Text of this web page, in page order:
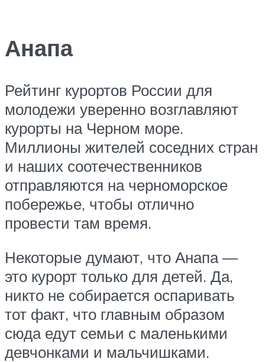
Анапа
Рейтинг курортов России для
молодежи уверенно возглавляют
курорты на Черном море.
Миллионы жителей соседних стран
и наших соотечественников
отправляются на черноморское
побережье, чтобы отлично
провести там время.
Некоторые думают, что Анапа —
это курорт только для детей. Да,
никто не собирается оспаривать
тот факт, что главным образом
сюда едут семьи с маленькими
девчонками и мальчишками.